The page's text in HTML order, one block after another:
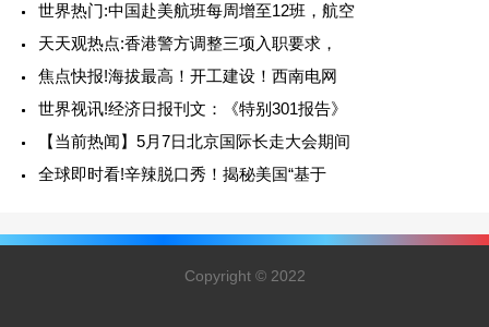
世界热门:中国赴美航班每周增至12班，航空
天天观热点:香港警方调整三项入职要求，
焦点快报!海拔最高！开工建设！西南电网
世界视讯!经济日报刊文：《特别301报告》
【当前热闻】5月7日北京国际长走大会期间
全球即时看!辛辣脱口秀！揭秘美国“基于
Copyright © 2022